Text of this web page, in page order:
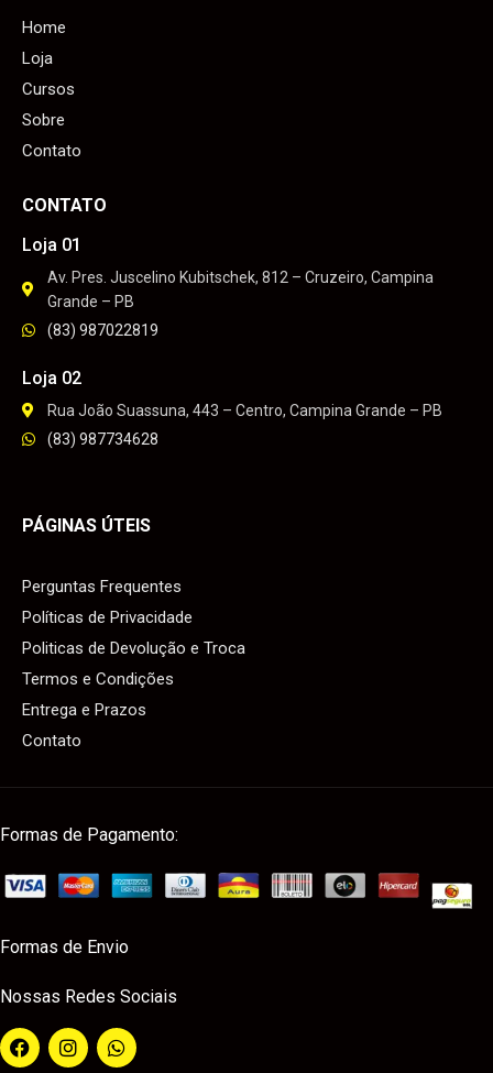
Home
Loja
Cursos
Sobre
Contato
CONTATO
Loja 01
Av. Pres. Juscelino Kubitschek, 812 – Cruzeiro, Campina
Grande – PB
(83) 987022819
Loja 02
Rua João Suassuna, 443 – Centro, Campina Grande – PB
(83) 987734628
PÁGINAS ÚTEIS
Perguntas Frequentes
Políticas de Privacidade
Politicas de Devolução e Troca
Termos e Condições
Entrega e Prazos
Contato
Formas de Pagamento:
Formas de Envio
Nossas Redes Sociais